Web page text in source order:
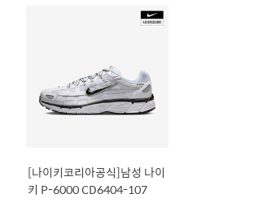
[나이키코리아공식]남성 나이
키 P-6000 CD6404-107